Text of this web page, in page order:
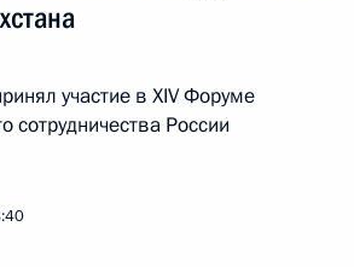
участие в XIV Форуме
сотрудничества России